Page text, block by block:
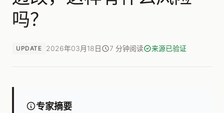
吗？
UPDATE 2026年03月18日 7 分钟阅读 来源已验证
专家摘要
提交即视为您同意我们与您联系，信息仅用于设计咨询服务